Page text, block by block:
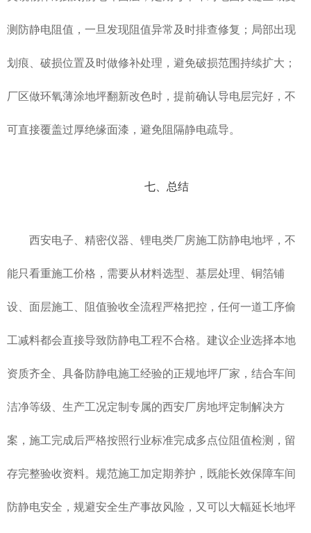
测防静电阻值，一旦发现阻值异常及时排查修复；局部出现
划痕、破损位置及时做修补处理，避免破损范围持续扩大；
厂区做环氧薄涂地坪翻新改色时，提前确认导电层完好，不
可直接覆盖过厚绝缘面漆，避免阻隔静电疏导。
七、总结
西安电子、精密仪器、锂电类厂房施工防静电地坪，不
能只看重施工价格，需要从材料选型、基层处理、铜箔铺
设、面层施工、阻值验收全流程严格把控，任何一道工序偷
工减料都会直接导致防静电工程不合格。建议企业选择本地
资质齐全、具备防静电施工经验的正规地坪厂家，结合车间
洁净等级、生产工况定制专属的西安厂房地坪定制解决方
案，施工完成后严格按照行业标准完成多点位阻值检测，留
存完整验收资料。规范施工加定期养护，既能长效保障车间
防静电安全，规避安全生产事故风险，又可以大幅延长地坪